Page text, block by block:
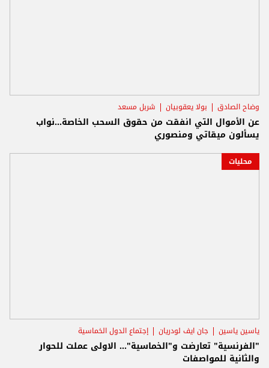
وضاح الصادق بولا يعقوبيان شربل مسعد
عن الأموال التي انفقت من حقوق السحب الخاصة...نواب
يسألون ميقاتي ومنصوري
محليات
ياسين ياسين جان ايف لودريان إجتماع الدول الخماسية
"الفرنسية" تعارضت و"الخماسية"... الاولى عملت للحوار
والثانية للمواصفات